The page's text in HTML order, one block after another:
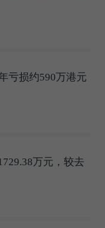
亏损约590万港元
万元，较去